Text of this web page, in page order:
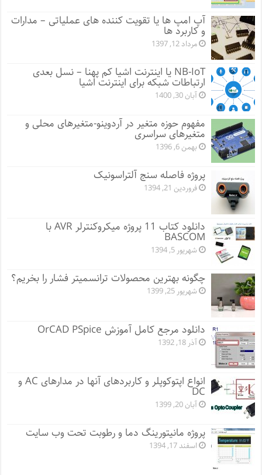
آپ امپ ها یا تقویت کننده های عملیاتی – مدارات
و کاربرد ها
مرداد 12, 1397
NB-IoT یا اینترنت اشیا کم پهنا – نسل بعدی
ارتباطات شبکه برای اینترنت اشیا
آبان 30, 1400
مفهوم حوزه متغیر در آردوینو-متغیرهای محلی و
متغیرهای سراسری
بهمن 6, 1396
پروژه فاصله سنج آلتراسونیک
فروردین 21, 1394
دانلود کتاب 11 پروژه میکروکنترلر AVR با
BASCOM
شهریور 5, 1394
چگونه بهترین محصولات ترانسمیتر فشار را بخریم؟
شهریور 25, 1399
دانلود مرجع کامل آموزش OrCAD PSpice
آذر 18, 1392
انواع اپتوکوپلر و کاربردهای آنها در مدارهای AC و
DC
آبان 20, 1399
پروژه مانيتورينگ دما و رطوبت تحت وب سایت
اسفند 17, 1394